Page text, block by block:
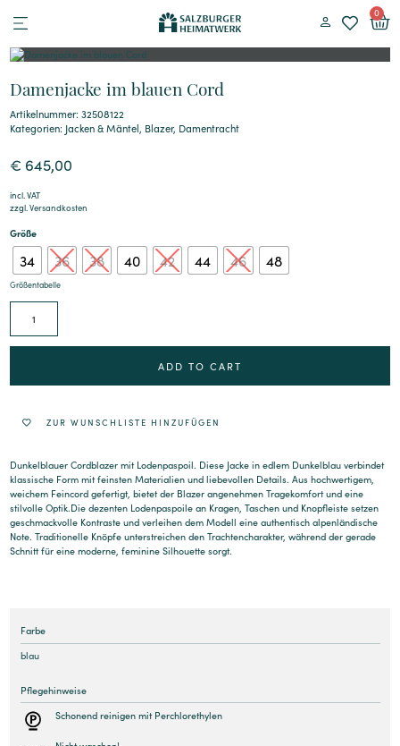
0
Damenjacke im blauen Cord
Artikelnummer: 32508122
Kategorien: Jacken & Mäntel, Blazer, Damentracht
€ 645,00
incl. VAT
zzgl.Versandkosten
Größe
34 36 38 40 42 44 46 48
Größentabelle
ADD TO CART
ZUR WUNSCHLISTE HINZUFÜGEN
Dunkelblauer Cordblazer mit Lodenpaspoil. Diese Jacke in edlem Dunkelblau verbindet
klassische Form mit feinsten Materialien und liebevollen Details. Aus hochwertigem,
weichem Feincord gefertigt, bietet der Blazer angenehmen Tragekomfort und eine
stilvolle Optik.Die dezenten Lodenpaspoile an Kragen, Taschen und Knopfleiste setzen
geschmackvolle Kontraste und verleihen dem Modell eine authentisch alpenländische
Note. Traditionelle Knöpfe unterstreichen den Trachtencharakter, während der gerade
Schnitt für eine moderne, feminine Silhouette sorgt.
Farbe
blau
Pflegehinweise
Schonend reinigen mit Perchlorethylen